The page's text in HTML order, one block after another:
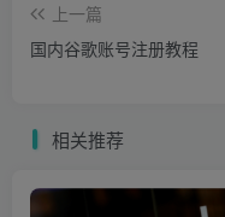
当所有人都在抢蛋糕的时
上一篇
国内谷歌账号注册教程
相关推荐